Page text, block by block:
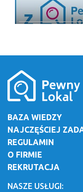
BAZA WIEDZY
NAJCZĘŚCIEJ
REGULAMIN
O FIRMIE
REKRUTACJA
NASZE USŁUGI: